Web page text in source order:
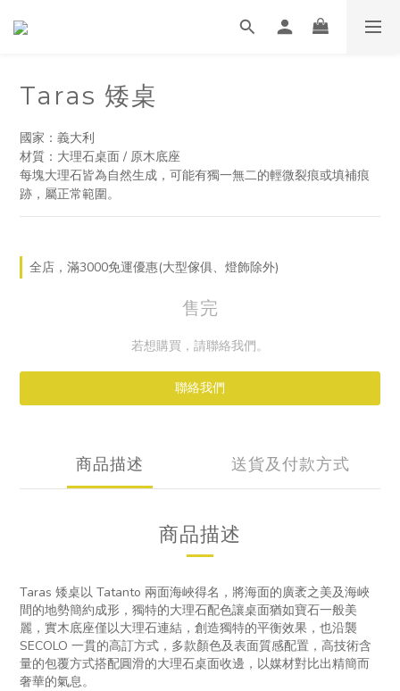
Taras 矮桌
國家：義大利
材質：大理石桌面 / 原木底座
每塊大理石皆為自然生成，可能有獨一無二的輕微裂痕或填補痕
跡，屬正常範圍。
全店，滿3000免運優惠(大型傢俱、燈飾除外)
售完
若想購買，請聯絡我們。
聯絡我們
商品描述 送貨及付款方式
商品描述
Taras 矮桌以 Tatanto 兩面海峽得名，將海面的廣袤之美及海峽
間的地勢簡約成形，獨特的大理石配色讓桌面猶如寶石一般美
麗，實木底座僅以大理石連結，創造獨特的平衡效果，也沿襲
SECOLO 一貫的高訂方式，多款顏色及表面質感配置，高技術含
量的包覆方式搭配圓滑的大理石桌面收邊，以媒材對比出精簡而
奢華的氣息。